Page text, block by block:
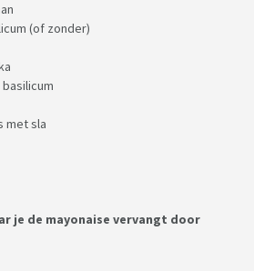
(of zonder)
met sla
je de mayonaise vervangt door